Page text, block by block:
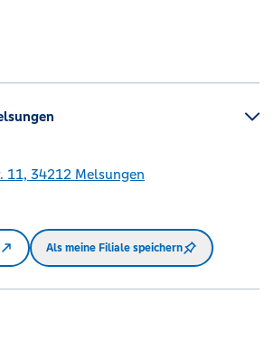
11, 34212 Melsungen
Als meine Filiale speichern